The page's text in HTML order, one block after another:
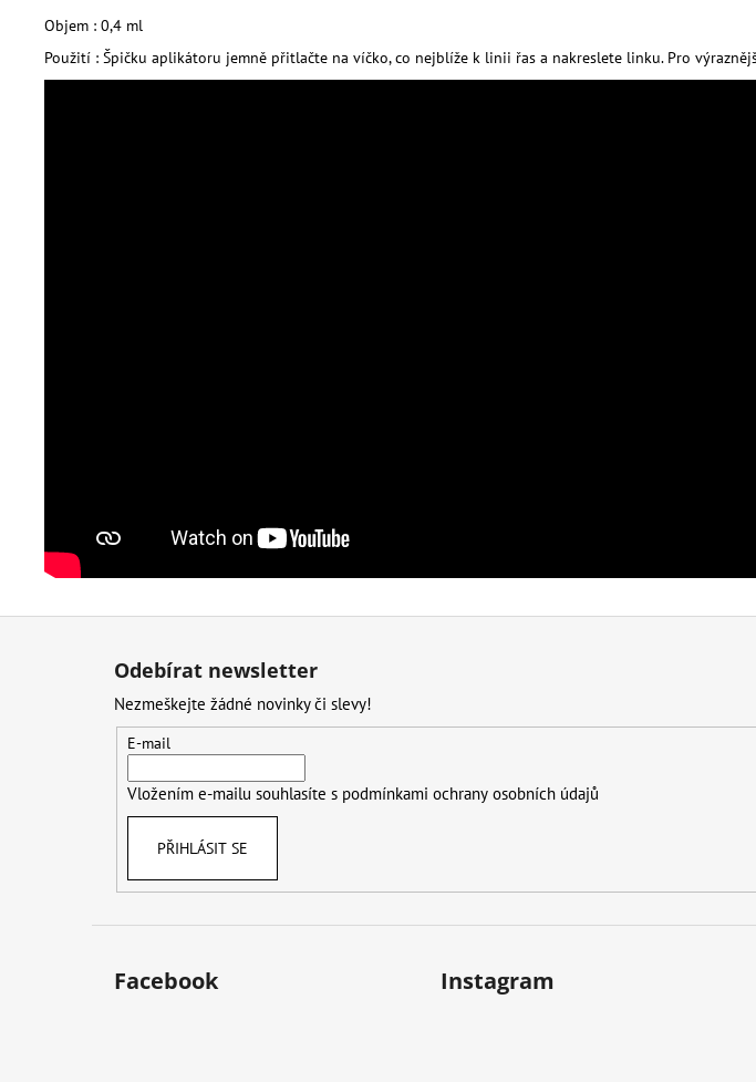
Objem : 0,4 ml
Použití : Špičku aplikátoru jemně přitlačte na víčko, co nejblíže k linii řas a nakreslete linku. Pro
Z
Odebírat newsletter
Nezmeškejte žádné novinky či slevy!
E-mail
Vložením e-mailu souhlasíte s podmínkami ochrany osobních údajů
PŘIHLÁSIT SE
Facebook Instagram